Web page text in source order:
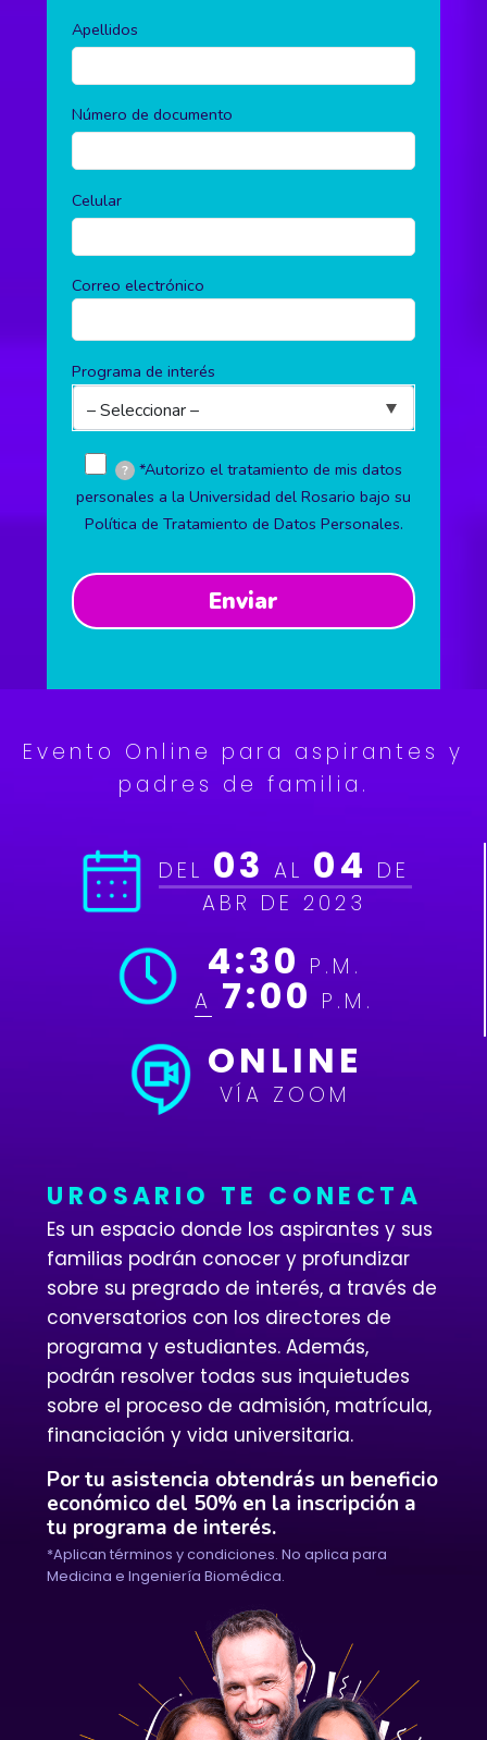
Apellidos
Número de documento
Celular
Correo electrónico
Programa de interés
?
*Autorizo el tratamiento de mis datos
personales a la Universidad del Rosario bajo su
Política de Tratamiento de Datos Personales.
Evento Online para aspirantes y
padres de familia.
DEL 03 AL 04 DE
ABR DE 2023
4:30 P.M.
A 7:00 P.M.
ONLINE
VÍA ZOOM
UROSARIO TE CONECTA
Es un espacio donde los aspirantes y sus
familias podrán conocer y profundizar
sobre su pregrado de interés, a través de
conversatorios con los directores de
programa y estudiantes. Además,
podrán resolver todas sus inquietudes
sobre el proceso de admisión, matrícula,
financiación y vida universitaria.
Por tu asistencia obtendrás un beneficio
económico del 50% en la inscripción a
tu programa de interés.
*Aplican términos y condiciones. No aplica para
Medicina e Ingeniería Biomédica.